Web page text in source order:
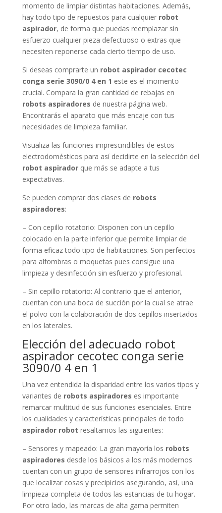
hay todo tipo de repuestos para cualquierrobot
aspirador, de forma que puedas reemplazar sin
esfuerzo cualquier pieza defectuoso o extras que
necesiten reponerse cada cierto tiempo de uso.
Si deseas comprarte un
robot aspirador cecotec
conga serie 3090/0 4 en 1este es el momento
crucial. Compara la gran cantidad de rebajas en
robots aspiradoresde nuestra página web.
Encontrarás el aparato que más encaje con tus
necesidades de limpieza familiar.
Visualiza las funciones imprescindibles de estos
electrodomésticos para así decidirte en la selección del
robot aspiradorque más se adapte a tus
expectativas.
Se pueden comprar dos clases de
aspiradores:
– Con cepillo rotatorio: Disponen con un cepillo
colocado en la parte inferior que permite limpiar de
forma eficaz todo tipo de habitaciones. Son perfectos
para alfombras o moquetas pues consigue una
limpieza y desinfección sin esfuerzo y profesional.
– Sin cepillo rotatorio: Al contrario que el anterior,
cuentan con una boca de succión por la cual se atrae
el polvo con la colaboración de dos cepillos insertados
en los laterales.
Elección del adecuado robot
aspirador cecotec conga serie
3090/0 4 en 1
Una vez entendida la disparidad entre los varios tipos y
variantes derobots aspiradoreses importante
remarcar multitud de sus funciones esenciales. Entre
los cualidades y características principales de todo
aspirador robotresaltamos las siguientes:
– Sensores y mapeado: La gran mayoría los
aspiradores desde los básicos a los más modernos
cuentan con un grupo de sensores infrarrojos con los
que localizar cosas y precipicios asegurando, así, una
limpieza completa de todos las estancias de tu hogar.
Por otro lado, las marcas de alta gama permiten
mapear las estancias y hacer una ruta optimizada.